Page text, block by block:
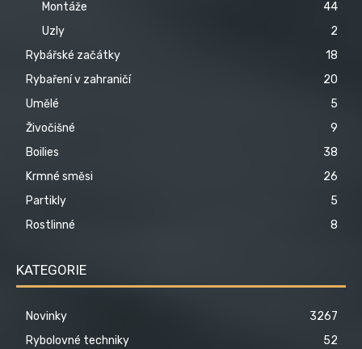
Montáže
44
Uzly
2
Rybářské začátky
18
Rybaření v zahraničí
20
Umělé
5
Živočišné
9
Boilies
38
Krmné směsi
26
Partikly
5
Rostlinné
8
KATEGORIE
Novinky
3267
Rybolovné techniky
52